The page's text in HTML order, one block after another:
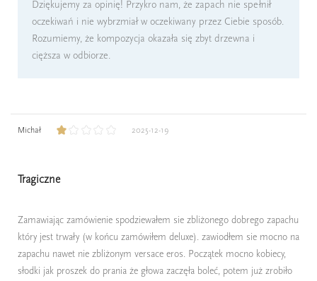
Dziękujemy za opinię! Przykro nam, że zapach nie spełnił
oczekiwań i nie wybrzmiał w oczekiwany przez Ciebie sposób.
Rozumiemy, że kompozycja okazała się zbyt drzewna i
cięższa w odbiorze.
Michał 2025-12-19
Tragiczne
Zamawiając zamówienie spodziewałem sie zbliżonego dobrego zapachu
który jest trwały (w końcu zamówiłem deluxe). zawiodłem sie mocno na
zapachu nawet nie zbliżonym versace eros. Początek mocno kobiecy,
słodki jak proszek do prania że głowa zaczęła boleć, potem już zrobiło